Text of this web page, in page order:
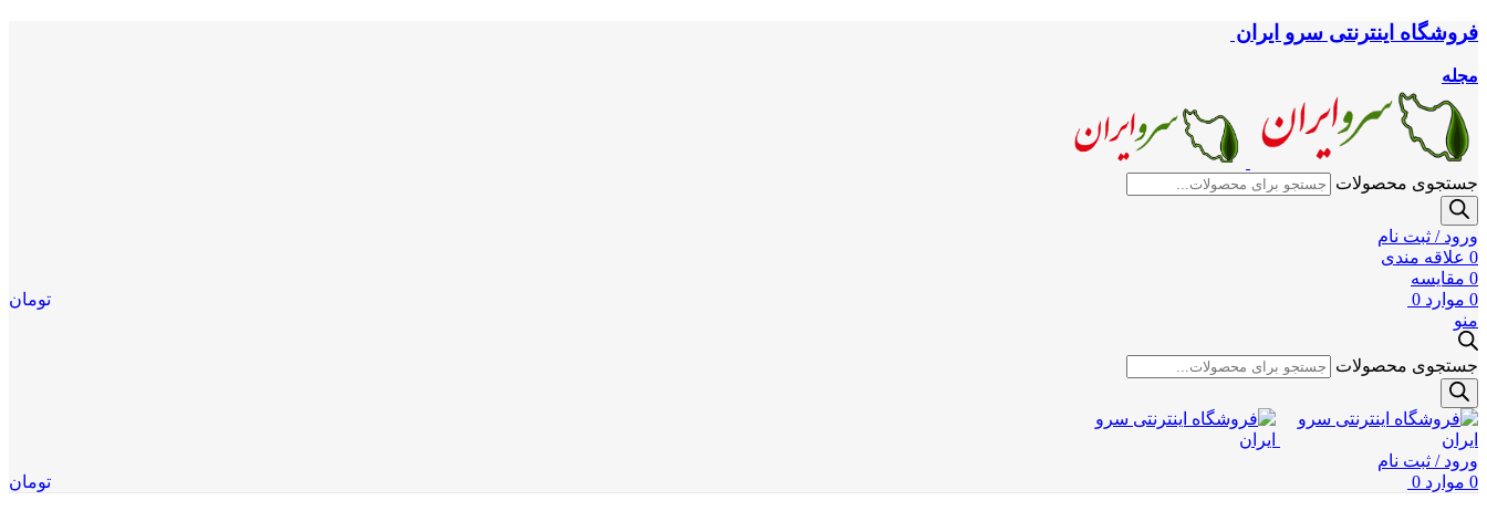
فروشگاه اینترنتی سرو ایران
مجله
جستجوی محصولات
ورود / ثبت نام
0 علاقه مندی
0 مقایسه
0 موارد 0
تومان
منو
جستجوی محصولات
ورود / ثبت نام
0 موارد 0 تومان